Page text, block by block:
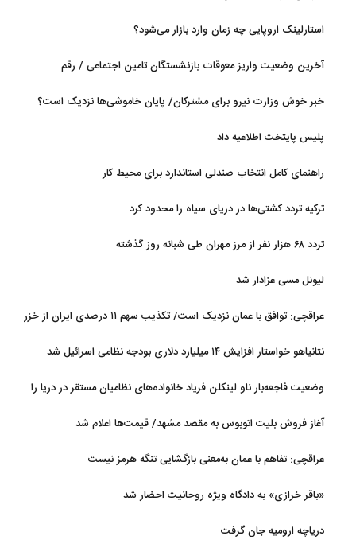
استارلینک اروپایی چه زمان وارد بازار می‌شود؟
آخرین وضعیت واریز معوقات بازنشستگان تامین اجتماعی / رقم
خبر خوش وزارت نیرو برای مشترکان/ پایان خاموشی‌ها نزدیک است؟
پلیس پایتخت اطلاعیه داد
راهنمای کامل انتخاب صندلی استاندارد برای محیط کار
ترکیه تردد کشتی‌ها در دریای سیاه را محدود کرد
تردد ۶۸ هزار نفر از مرز مهران طی شبانه روز گذشته
لیونل مسی عزادار شد
عراقچی: توافق با عمان نزدیک است/ تکذیب سهم ۱۱ درصدی ایران از خزر
نتانیاهو خواستار افزایش ۱۴ میلیارد دلاری بودجه نظامی اسرائیل شد
وضعیت فاجعه‌بار ناو لینکلن فریاد خانواده‌های نظامیان مستقر در دریا را
آغاز فروش بلیت اتوبوس به مقصد مشهد/ قیمت‌ها اعلام شد
عراقچی: تفاهم با عمان به‌معنی بازگشایی تنگه هرمز نیست
«باقر خرازی» به دادگاه ویژه روحانیت احضار شد
دریاچه ارومیه جان گرفت